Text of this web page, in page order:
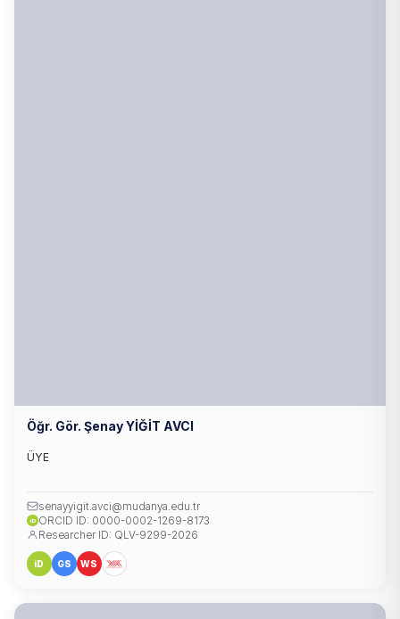
Öğr. Gör. Şenay YİĞİT AVCI
ÜYE
senayyigit.avci@mudanya.edu.tr
iD ORCID ID: 0000-0002-1269-8173
Researcher ID: QLV-9299-2026
iD GS WS